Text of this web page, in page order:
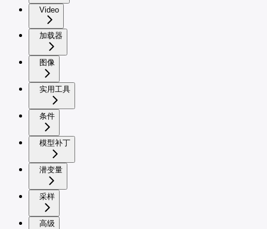
Video
加载器
图像
实用工具
条件
模型补丁
潜变量
采样
高级